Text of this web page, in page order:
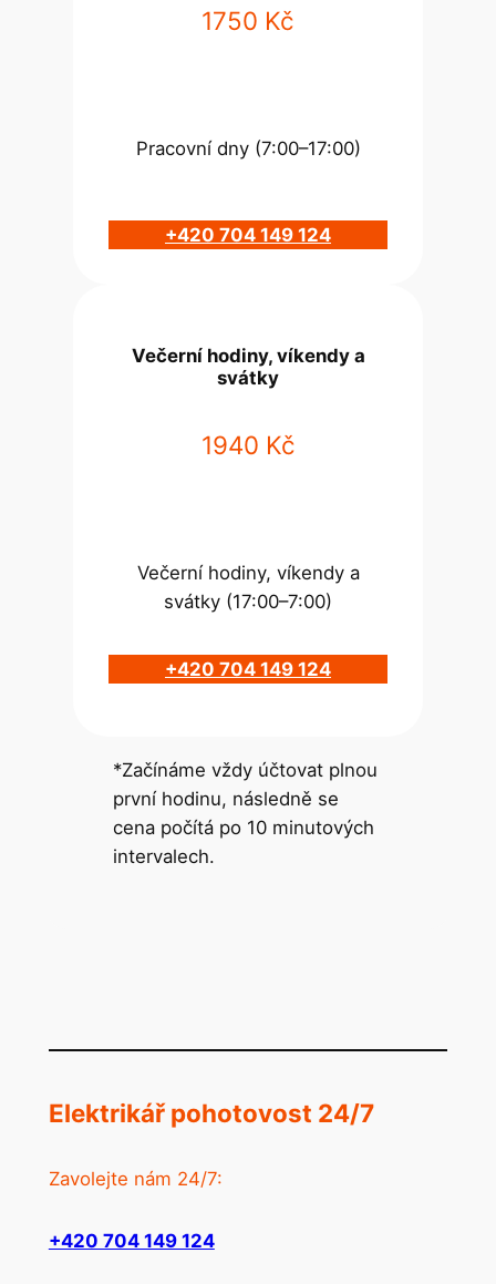
1750 Kč
Pracovní dny (7:00–17:00)
+420 704 149 124
Večerní hodiny, víkendy a
svátky
1940 Kč
Večerní hodiny, víkendy a
svátky (17:00–7:00)
+420 704 149 124
*Začínáme vždy účtovat plnou
první hodinu, následně se
cena počítá po 10 minutových
intervalech.
Elektrikář pohotovost 24/7
Zavolejte nám 24/7:
+420 704 149 124